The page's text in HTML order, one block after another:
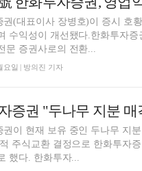
권(대표이사 장병호)이 증시 호
수익성이 개선됐다.한화투자
문 증권사로의 전환...
요일 | 방의진 기자
증권 "두나무 지분 매
권이 현재 보유 중인 두나무 지
주식교환 결정으로 한화투자
했다. 한화투자...